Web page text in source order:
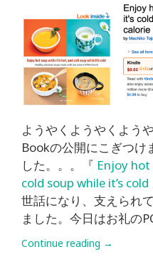
ようやくようやくよう
Bookの公開にこぎつけ
した。。。『 Enjoy hot
cold soup while it’s cold
世話になり、支えられ
ました。今日はお礼の
Continue reading →